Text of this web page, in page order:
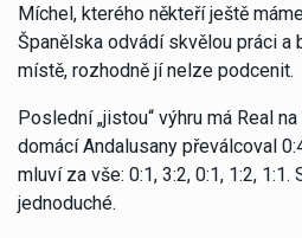
Míchel, kterého někteří ještě
Španělska odvádí skvělou práci a
místě, rozhodně jí nelze podcenit.
Poslední „jistou“ výhru má Real
domácí Andalusany převálcoval
mluví za vše: 0:1, 3:2, 0:1, 1:2,
jednoduché.